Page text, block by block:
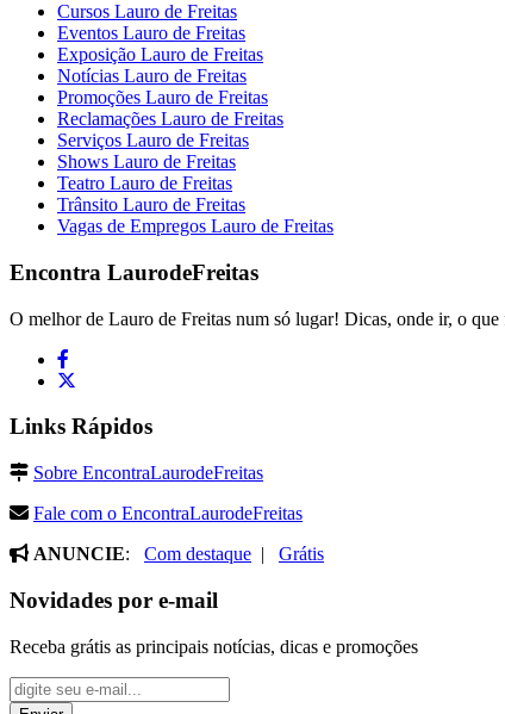
Cursos Lauro de Freitas
Eventos Lauro de Freitas
Exposição Lauro de Freitas
Notícias Lauro de Freitas
Promoções Lauro de Freitas
Reclamações Lauro de Freitas
Serviços Lauro de Freitas
Shows Lauro de Freitas
Teatro Lauro de Freitas
Trânsito Lauro de Freitas
Vagas de Empregos Lauro de Freitas
Encontra LaurodeFreitas
O melhor de Lauro de Freitas num só lugar! Dicas, onde ir, o
Links Rápidos
Sobre EncontraLaurodeFreitas
Fale com o EncontraLaurodeFreitas
ANUNCIE: Com destaque | Grátis
Novidades por e-mail
Receba grátis as principais notícias, dicas e promoções